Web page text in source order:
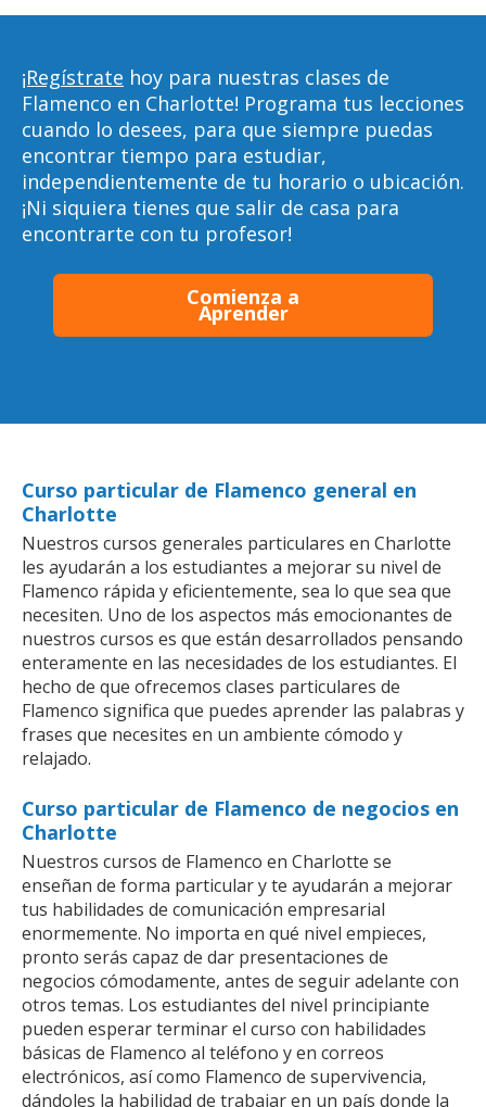
¡Regístrate hoy para nuestras clases de
Flamenco en Charlotte! Programa tus lecciones
cuando lo desees, para que siempre puedas
encontrar tiempo para estudiar,
independientemente de tu horario o ubicación.
¡Ni siquiera tienes que salir de casa para
encontrarte con tu profesor!
Comienza a
Aprender
Curso particular de Flamenco general en
Charlotte
Nuestros cursos generales particulares en Charlotte
les ayudarán a los estudiantes a mejorar su nivel de
Flamenco rápida y eficientemente, sea lo que sea que
necesiten. Uno de los aspectos más emocionantes de
nuestros cursos es que están desarrollados pensando
enteramente en las necesidades de los estudiantes. El
hecho de que ofrecemos clases particulares de
Flamenco significa que puedes aprender las palabras y
frases que necesites en un ambiente cómodo y
relajado.
Curso particular de Flamenco de negocios en
Charlotte
Nuestros cursos de Flamenco en Charlotte se
enseñan de forma particular y te ayudarán a mejorar
tus habilidades de comunicación empresarial
enormemente. No importa en qué nivel empieces,
pronto serás capaz de dar presentaciones de
negocios cómodamente, antes de seguir adelante con
otros temas. Los estudiantes del nivel principiante
pueden esperar terminar el curso con habilidades
básicas de Flamenco al teléfono y en correos
electrónicos, así como Flamenco de supervivencia,
dándoles la habilidad de trabajar en un país donde la